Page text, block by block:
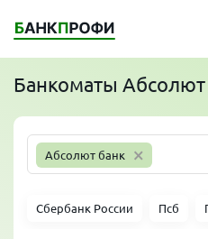
Банкоматы
Абсолют банк ×
Сбербанк России Псб